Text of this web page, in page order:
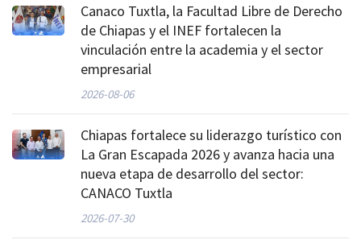
Canaco Tuxtla, la Facultad Libre de Derecho
de Chiapas y el INEF fortalecen la
vinculación entre la academia y el sector
empresarial
2026-08-06
Chiapas fortalece su liderazgo turístico con
La Gran Escapada 2026 y avanza hacia una
nueva etapa de desarrollo del sector:
CANACO Tuxtla
2026-07-30